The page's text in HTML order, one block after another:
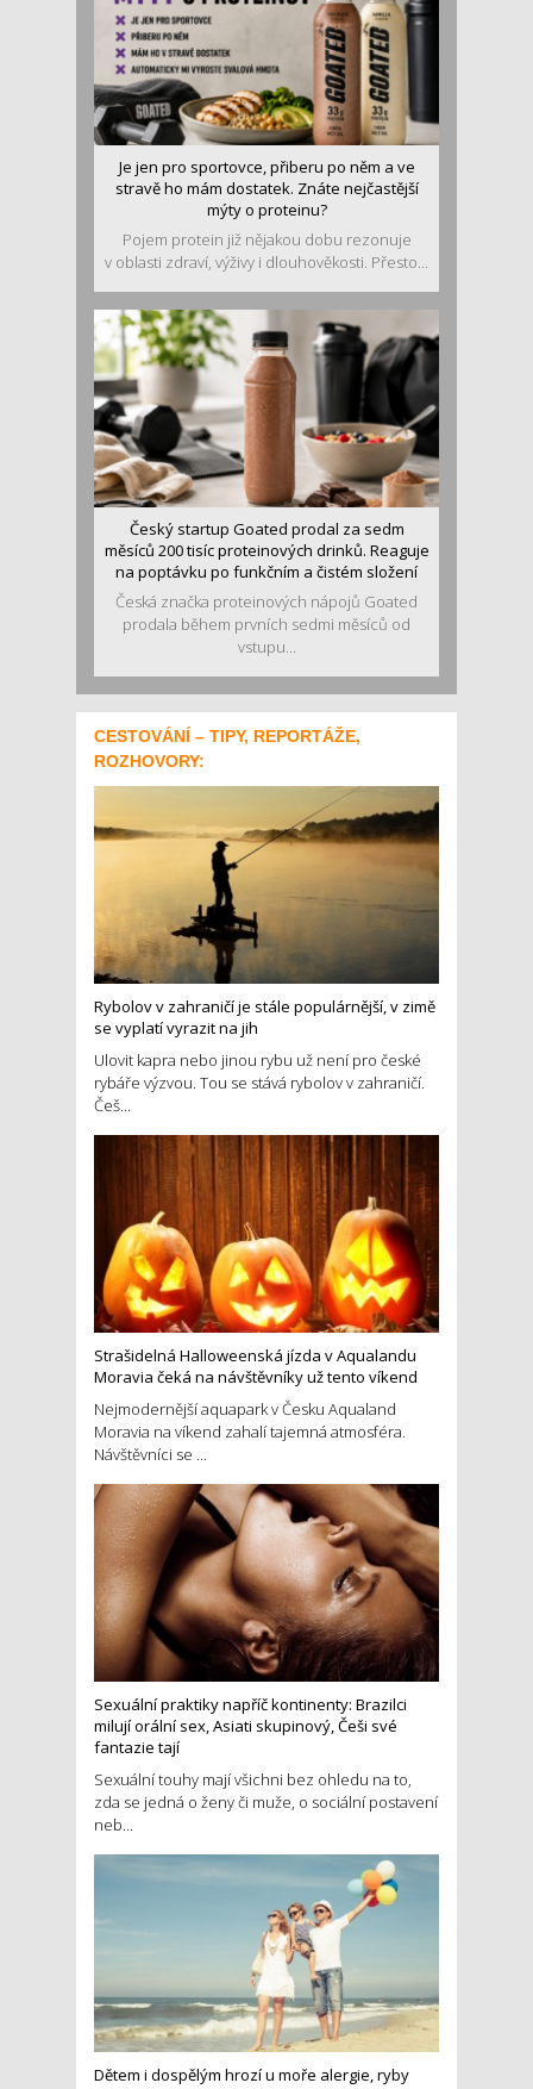
Je jen pro sportovce, přiberu po něm a ve
stravě ho mám dostatek. Znáte nejčastější
mýty o proteinu?
Pojem protein již nějakou dobu rezonuje
v oblasti zdraví, výživy i dlouhověkosti. Přesto...
Český startup Goated prodal za sedm
měsíců 200 tisíc proteinových drinků. Reaguje
na poptávku po funkčním a čistém složení
Česká značka proteinových nápojů Goated
prodala během prvních sedmi měsíců od
vstupu...
CESTOVÁNÍ – TIPY, REPORTÁŽE,
ROZHOVORY:
Rybolov v zahraničí je stále populárnější, v zimě
se vyplatí vyrazit na jih
Ulovit kapra nebo jinou rybu už není pro české
rybáře výzvou. Tou se stává rybolov v zahraničí.
Češ...
Strašidelná Halloweenská jízda v Aqualandu
Moravia čeká na návštěvníky už tento víkend
Nejmodernější aquapark v Česku Aqualand
Moravia na víkend zahalí tajemná atmosféra.
Návštěvníci se ...
Sexuální praktiky napříč kontinenty: Brazilci
milují orální sex, Asiati skupinový, Češi své
fantazie tají
Sexuální touhy mají všichni bez ohledu na to,
zda se jedná o ženy či muže, o sociální postavení
neb...
Dětem i dospělým hrozí u moře alergie, ryby